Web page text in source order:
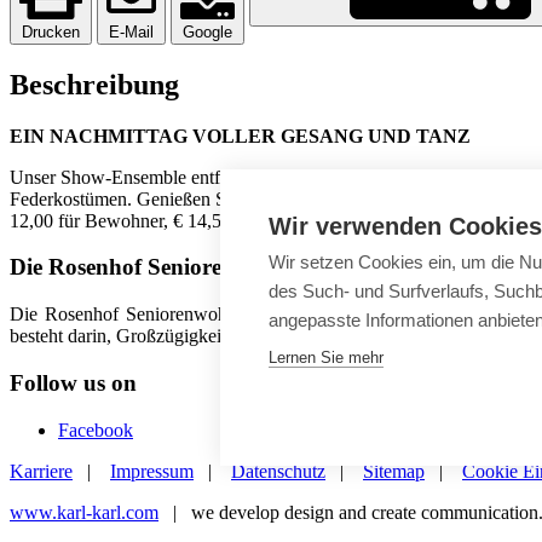
Drucken E-Mail Google
Beschreibung
EIN NACHMITTAG VOLLER GESANG UND TANZ
Unser Show-Ensemble entführt Sie auf eine schwungvolle Reise in
Federkostümen. Genießen Sie einen Nachmittag voller
12,00 für Bewohner, € 14,50 für Gäste)
Die Rosenhof Seniorenwohnanlagen
Die Rosenhof Seniorenwohnanlagen gibt es in Deutschland seit
besteht darin, Großzügigkeit und Komfort eines privaten Ambientes
Follow us on
Facebook
Karriere | Impressum | Datenschutz | Sitemap | Cookie
www.karl-karl.com | we develop design and create communication.
Wir verwenden Cookies
Wir setzen Cookies ein, um die
des Such- und Surfverlaufs,
angepasste Informationen
Lernen Sie mehr